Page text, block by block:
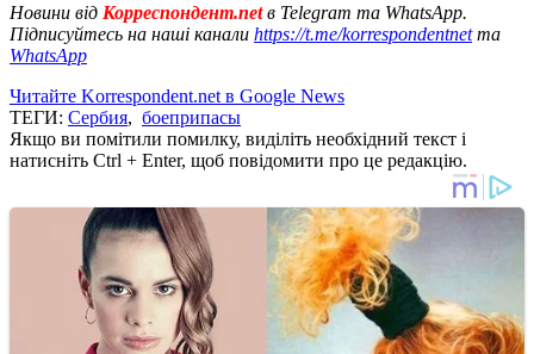
Новини від Корреспондент.netв Telegram та WhatsApp.
Підписуйтесь на наші канали https://t.me/korrespondentnetта
WhatsApp
Читайте Korrespondent.net в Google News
ТЕГИ: Сербия, боеприпасы
Якщо ви помітили помилку, виділіть необхідний текст і
натисніть Ctrl + Enter, щоб повідомити про це редакцію.